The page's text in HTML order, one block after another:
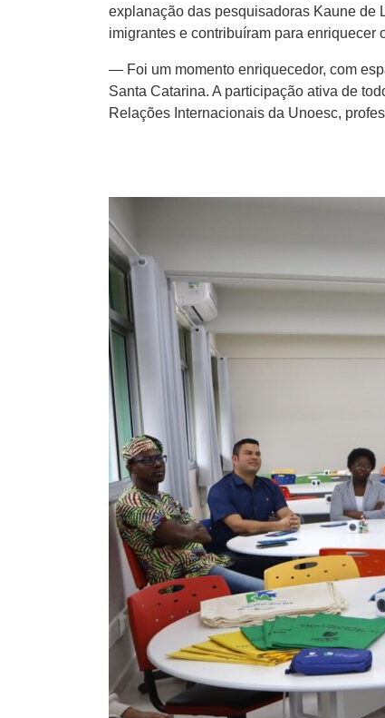
explanação das pesquisadoras Kaune de
imigrantes e contribuíram para enriquecer
— Foi um momento enriquecedor, com
Santa Catarina. A participação ativa de
Relações Internacionais da Unoesc,